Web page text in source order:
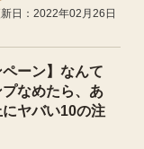
日：2022年02月26日
ペーン】なんて
なめたら、あ
ヤバい10の注